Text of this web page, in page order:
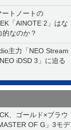
ートノートの
「AINOTE 2」はな
的なのか？
主力「NEO Stream
iDSD 3」に迫る
、ゴールド×ブラウ
OF G」3モデ